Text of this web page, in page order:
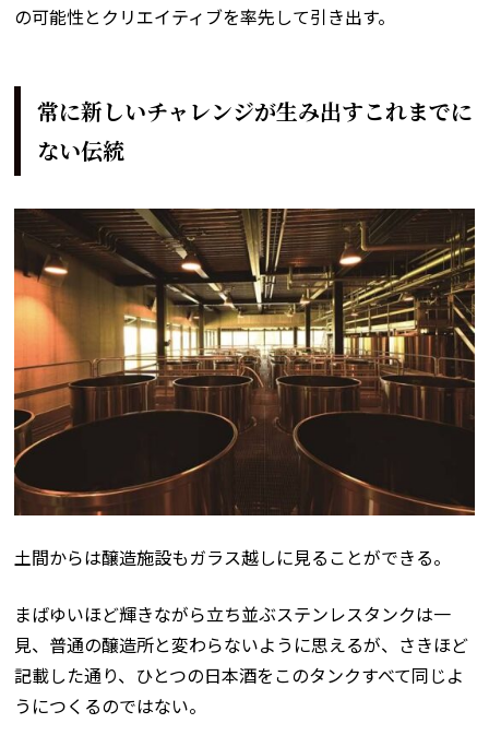
の可能性とクリエイティブを率先して引き出す。
常に新しいチャレンジが生み出すこれまでに
ない伝統
土間からは醸造施設もガラス越しに見ることができる。
まばゆいほど輝きながら立ち並ぶステンレスタンクは一
見、普通の醸造所と変わらないように思えるが、さきほど
記載した通り、ひとつの日本酒をこのタンクすべて同じよ
うにつくるのではない。